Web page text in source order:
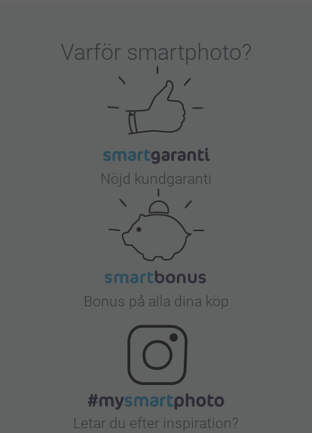
Varför smartphoto?
Nöjd kundgaranti
Bonus på alla dina köp
Letar du efter inspiration?